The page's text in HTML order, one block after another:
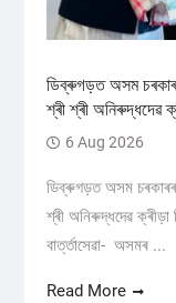
ডিব্ৰুগড়ত অসম
শ্ৰী শ্ৰী অনিৰুদ্ধদেৱ
6 Aug 2026
ডিব্ৰুগড়ত অসম চৰকাৰৰ
শ্ৰী অনিৰুদ্ধদেৱ ক্ৰীড়া
বাৰ্ত্তাসেৱা- অসমৰ ...
Read More